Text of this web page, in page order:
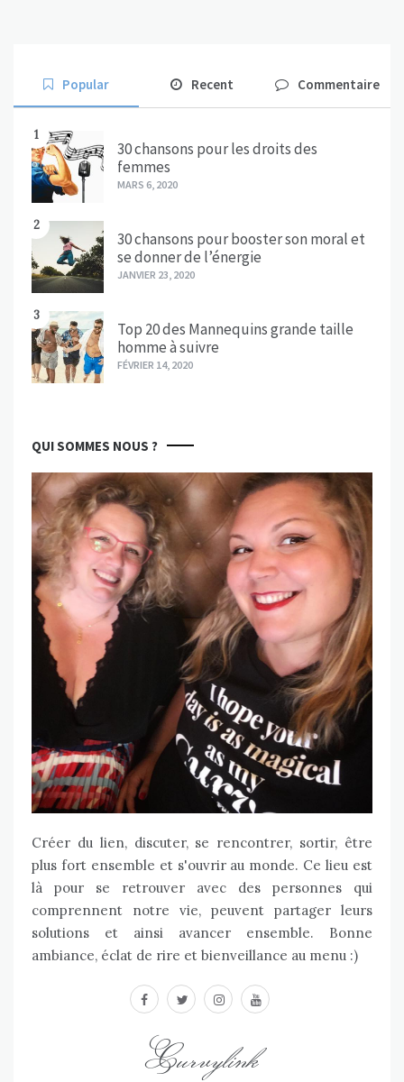
Popular Recent Commentaire
1
30 chansons pour les droits des
femmes
MARS 6, 2020
2
30 chansons pour booster son moral et
se donner de l’énergie
JANVIER 23, 2020
3
Top 20 des Mannequins grande taille
homme à suivre
FÉVRIER 14, 2020
QUI SOMMES NOUS ?
Créer du lien, discuter, se rencontrer, sortir, être
plus fort ensemble et s'ouvrir au monde. Ce lieu est
là pour se retrouver avec des personnes qui
comprennent notre vie, peuvent partager leurs
solutions et ainsi avancer ensemble. Bonne
ambiance, éclat de rire et bienveillance au menu :)
facebooktwitterinstagram
youtube
Curvylink